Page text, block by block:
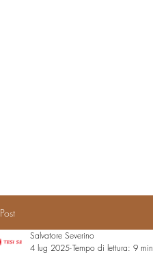
Post
Salvatore Severino
4 lug 2025 Tempo di lettura: 9 min